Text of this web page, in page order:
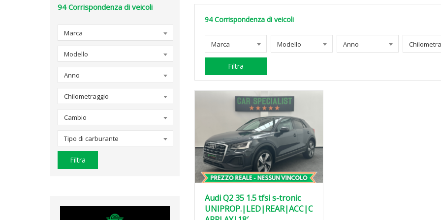
94 Corrispondenza di veicoli
Marca
Modello
Anno
Chilometraggio
Cambio
Tipo di carburante
Filtra
94 Corrispondenza di veicoli
Marca Modello Anno
Filtra
Audi Q2 35 1.5 tfsi s-tronic
UNIPROP.|LED|REAR|ACC|C